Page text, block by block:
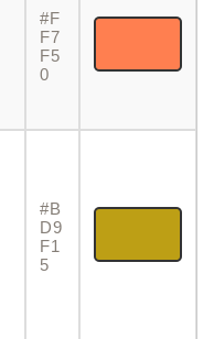
#F
F7
F5
0
#B
D9
F1
5